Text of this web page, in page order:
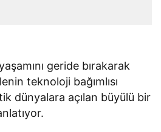
geride bırakarak
teknoloji bağımlısı
dünyalara açılan büyülü bir